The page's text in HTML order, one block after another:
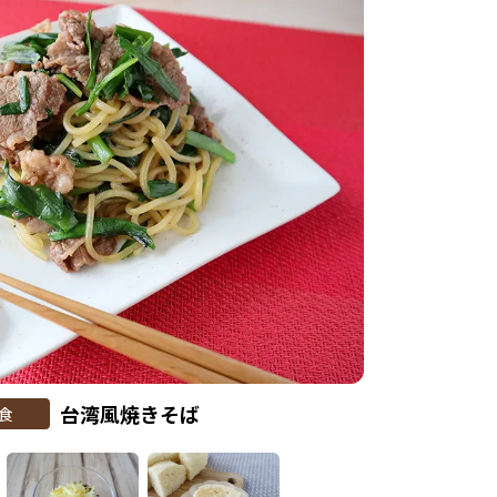
台湾風焼きそば